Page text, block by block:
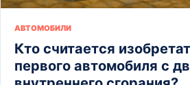
АВТОМОБИЛИ
Кто считается
первого автомобиля с